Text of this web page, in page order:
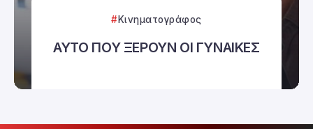
Κινηματογράφος
ΑΥΤΟ ΠΟΥ ΞΕΡΟΥΝ ΟΙ ΓΥΝΑΙΚΕΣ